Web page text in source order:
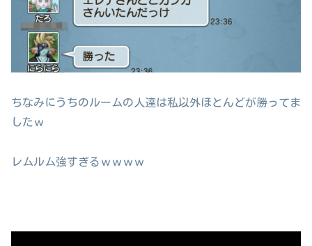
ちなみにうちのルームの人達は私以外ほとんどが勝ってま
したｗ
レムルム強すぎるｗｗｗｗ